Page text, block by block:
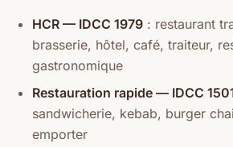
HCR — IDCC 1979 : restaurant
brasserie, hôtel, café, traiteur,
gastronomique
Restauration rapide — IDCC
sandwicherie, kebab, burger
emporter